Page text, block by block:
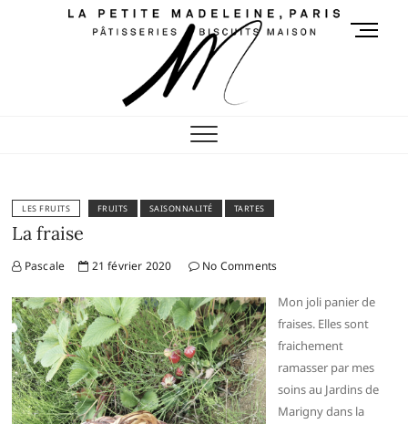
Pâtisseries et biscuits
madeleine
M
LES FRUITS FRUITS SAISONNALITÉ TARTES
La fraise
Pascale 21 février 2020 No Comments
Mon joli panier de
fraises. Elles sont
fraichement
ramasser par mes
soins au Jardins de
Marigny dans la